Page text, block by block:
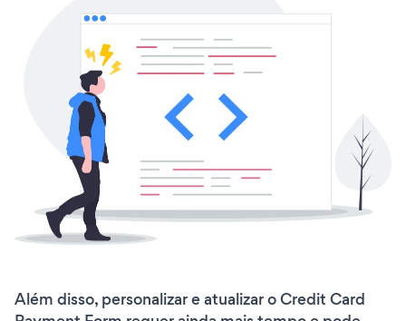
Além disso, personalizar e atualizar o Credit Card